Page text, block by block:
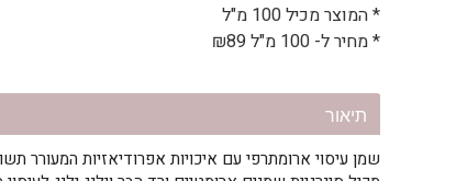
* המוצר מכיל 100 מ"ל
* מחיר ל- 100 מ"ל
₪89
תיאור
שמן עיסוי ארומתרפי עם איכויות אפרודיאזיות המעורר